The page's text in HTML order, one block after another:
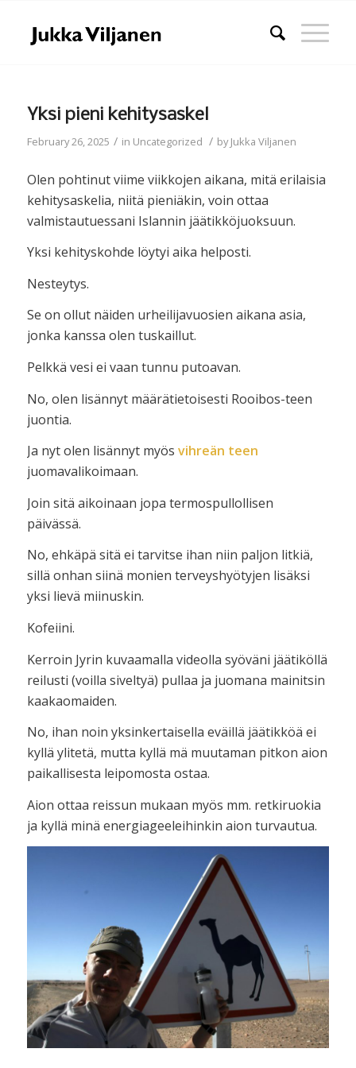
Yksi pieni kehitysaskel
February 26, 2025 / in Uncategorized / byJukka Viljanen
Olen pohtinut viime viikkojen aikana, mitä erilaisia
kehitysaskelia, niitä pieniäkin, voin ottaa
valmistautuessani Islannin jäätikköjuoksuun.
Yksi kehityskohde löytyi aika helposti.
Nesteytys.
Se on ollut näiden urheilijavuosien aikana asia,
jonka kanssa olen tuskaillut.
Pelkkä vesi ei vaan tunnu putoavan.
No, olen lisännyt määrätietoisesti Rooibos-teen
juontia.
Ja nyt olen lisännyt myös vihreän teen
juomavalikoimaan.
Join sitä aikoinaan jopa termospullollisen
päivässä.
No, ehkäpä sitä ei tarvitse ihan niin paljon litkiä,
sillä onhan siinä monien terveyshyötyjen lisäksi
yksi lievä miinuskin.
Kofeiini.
Kerroin Jyrin kuvaamalla videolla syöväni jäätiköllä
reilusti (voilla siveltyä) pullaa ja juomana mainitsin
kaakaomaiden.
No, ihan noin yksinkertaisella eväillä jäätikköä ei
kyllä ylitetä, mutta kyllä mä muutaman pitkon aion
paikallisesta leipomosta ostaa.
Aion ottaa reissun mukaan myös mm. retkiruokia
ja kyllä minä energiageeleihinkin aion turvautua.